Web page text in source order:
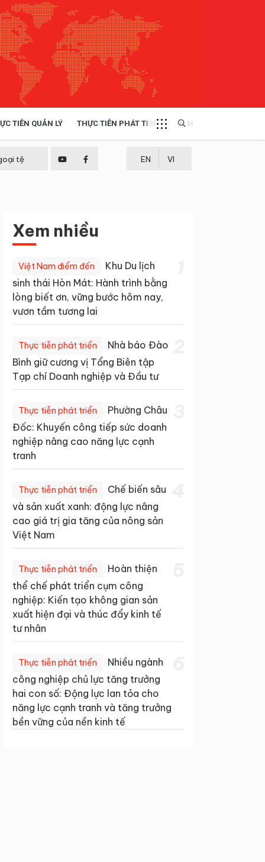
TIỄN QUẢN LÝ THỰC TIỄN PHÁT TRIỂN MULTIMEDIA
tệ EN VI
Xem nhiều
Việt Nam điểm đến
Khu Du lịch
sinh thái Hòn Mát: Hành trình bằng
lòng biết ơn, vững bước hôm nay,
vươn tầm tương lai
Thực tiễn phát triển
Nhà báo Đào
Bình giữ cương vị Tổng Biên tập
Tạp chí Doanh nghiệp và Đầu tư
Thực tiễn phát triển
Phường Châu
Đốc: Khuyến công tiếp sức doanh
nghiệp nâng cao năng lực cạnh
tranh
Thực tiễn phát triển
Chế biến sâu
và sản xuất xanh: động lực nâng
cao giá trị gia tăng của nông sản
Việt Nam
Thực tiễn phát triển
Hoàn thiện
thể chế phát triển cụm công
nghiệp: Kiến tạo không gian sản
xuất hiện đại và thúc đẩy kinh tế
tư nhân
Thực tiễn phát triển
Nhiều ngành
công nghiệp chủ lực tăng trưởng
hai con số: Động lực lan tỏa cho
năng lực cạnh tranh và tăng trưởng
bền vững của nền kinh tế